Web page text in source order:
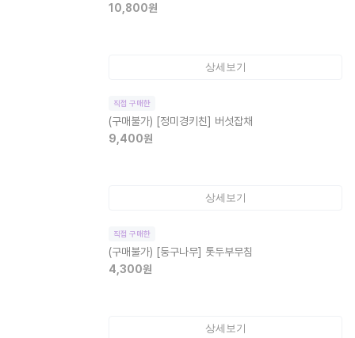
10,800원
상세보기
직접 구매한
(구매불가) [정미경키친] 버섯잡채
9,400원
상세보기
직접 구매한
(구매불가) [둥구나무] 톳두부무침
4,300원
상세보기